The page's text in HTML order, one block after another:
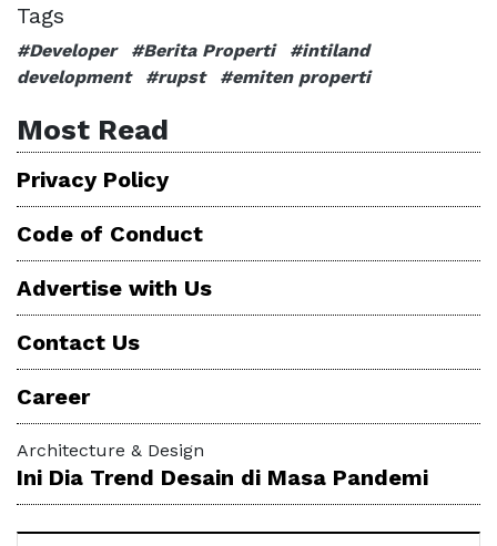
Tags
#Developer #Berita Properti
#intiland
development
#rupst #emiten properti
Most Read
Privacy Policy
Code of Conduct
Advertise with Us
Contact Us
Career
Architecture & Design
Ini Dia Trend Desain di Masa Pandemi